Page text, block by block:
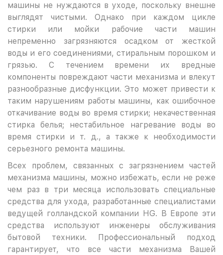
машины не нуждаются в уходе, поскольку внешне
выглядят чистыми. Однако при каждом цикле
стирки или мойки рабочие части машин
непременно загрязняются осадком от жесткой
воды и его соединениями, стиральным порошком и
грязью. С течением времени их вредные
компоненты повреждают части механизма и влекут
разнообразные дисфункции. Это может привести к
таким нарушениям работы машины, как ошибочное
откачивание воды во время стирки; некачественная
стирка белья; нестабильное нагревание воды во
время стирки и т. д., а также к необходимости
серьезного ремонта машины.
Всех проблем, связанных с загрязнением частей
механизма машины, можно избежать, если не реже
чем раз в три месяца использовать специальные
средства для ухода, разработанные специалистами
ведущей голландской компании HG. В Европе эти
средства используют инженеры обслуживания
бытовой техники. Профессиональный подход
гарантирует, что все части механизма Вашей